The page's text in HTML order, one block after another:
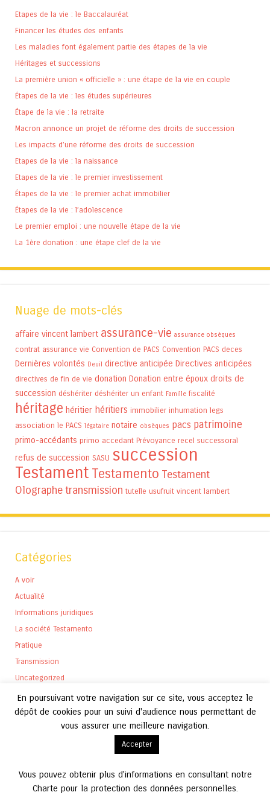
Etapes de la vie : le Baccalauréat
Financer les études des enfants
Les maladies font également partie des étapes de la vie
Héritages et successions
La première union « officielle » : une étape de la vie en couple
Étapes de la vie : les études supérieures
Étape de la vie : la retraite
Macron annonce un projet de réforme des droits de succession
Les impacts d’une réforme des droits de succession
Etapes de la vie : la naissance
Etapes de la vie : le premier investissement
Étapes de la vie : le premier achat immobilier
Étapes de la vie : l’adolescence
Le premier emploi : une nouvelle étape de la vie
La 1ère donation : une étape clef de la vie
Nuage de mots-clés
affaire vincent lambert assurance-vie assurance obsèques
contrat assurance vie Convention de PACS Convention PACS deces
Dernières volontés Deuil directive anticipée Directives anticipées
directives de fin de vie donation Donation entre époux droits de
succession déshériter déshériter un enfant Famille fiscalité
héritage héritier héritiers immobilier inhumation legs
association le PACS légataire notaire obsèques pacs patrimoine
primo-accédants primo accedant Prévoyance recel successoral
refus de succession SASU succession
Testament Testamento Testament
Olographetransmission tutelle usufruit vincent lambert
Catégories
A voir
Actualité
Informations juridiques
La société Testamento
Pratique
Transmission
Uncategorized
En poursuivant votre navigation sur ce site, vous acceptez le
dépôt de cookies pour un suivi d'audience nous permettant de
vous assurer une meilleure navigation.
Accepter
Vous pouvez obtenir plus d'informations en consultant notre
Charte pour la protection des données personnelles.